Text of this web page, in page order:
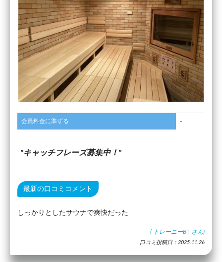
会員料金に準ずる -
キャッチフレーズ募集中！
最新の口コミコメント
しっかりとしたサウナで爽快だった
( トレーニーB+ さん)
口コミ投稿日：2025.11.26